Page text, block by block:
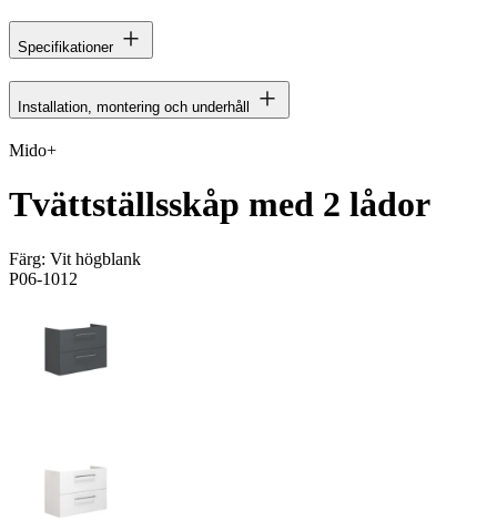
Specifikationer
Installation, montering och underhåll
Mido+
Tvättställsskåp med 2 lådor
Färg: Vit högblank
P06-1012